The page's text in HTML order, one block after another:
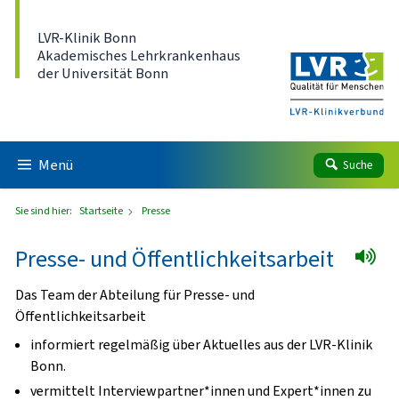
LVR-Klinik Bonn
Akademisches Lehrkrankenhaus
der Universität Bonn
Menü Suche
Sie sind hier: Startseite Presse
Presse- und Öffentlichkeitsarbeit
Das Team der Abteilung für Presse- und
Öffentlichkeitsarbeit
informiert regelmäßig über Aktuelles aus der LVR-Klinik
Bonn.
vermittelt Interviewpartner*innen und Expert*innen zu